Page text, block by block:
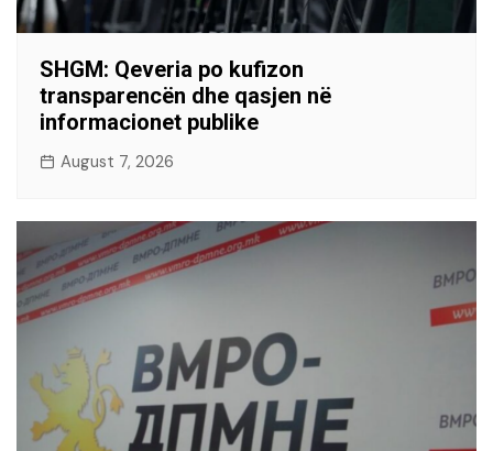
SHGM: Qeveria po kufizon
transparencën dhe qasjen në
informacionet publike
August 7, 2026